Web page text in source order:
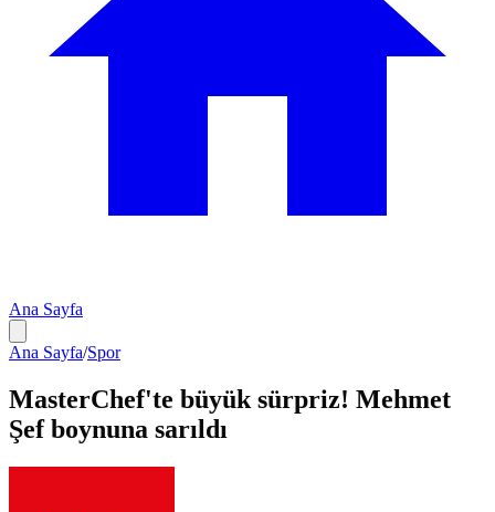
Ana Sayfa
Ana Sayfa/Spor
MasterChef'te büyük sürpriz! Mehmet
Şef boynuna sarıldı